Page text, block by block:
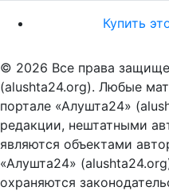
Купить
© 2026 Все права
(alushta24.org). Любые
портале «Алушта24»
редакции, нештатными
являются объектами
«Алушта24»
охраняются